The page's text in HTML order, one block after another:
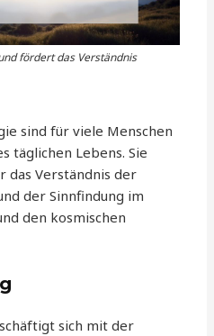
fördert das Verständnis
sind für viele Menschen
täglichen Lebens. Sie
das Verständnis der
der Sinnfindung im
den kosmischen
sich mit der